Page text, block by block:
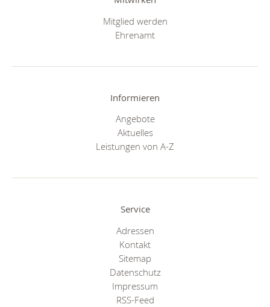
Mitglied werden
Ehrenamt
Informieren
Angebote
Aktuelles
Leistungen von A-Z
Service
Adressen
Kontakt
Sitemap
Datenschutz
Impressum
RSS-Feed